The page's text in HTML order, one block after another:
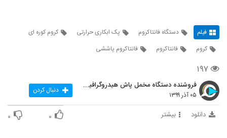
فیلم دستگاه فانتاکروم پک ابکاری حرارتی
کروم کوره ای
کروم
فانتاکروم فانتاکروم پاششی
۱۹۷
فروشنده دستگاه مخمل پاش هیدروگرافیک و ابکاری
۰۵ آذر ۱۳۹۹ دنبال کردن
دانلود بیشتر ۰ ۰